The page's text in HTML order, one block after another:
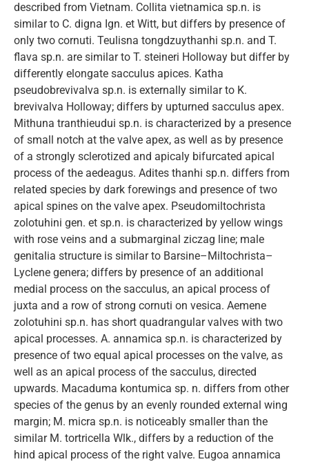
described from Vietnam. Collita vietnamica sp.n. is
similar to C. digna Ign. et Witt, but differs by presence of
only two cornuti. Teulisna tongdzuythanhi sp.n. and T.
flava sp.n. are similar to T. steineri Holloway but differ by
differently elongate sacculus apices. Katha
pseudobrevivalva sp.n. is externally similar to K.
brevivalva Holloway; differs by upturned sacculus apex.
Mithuna tranthieudui sp.n. is characterized by a presence
of small notch at the valve apex, as well as by presence
of a strongly sclerotized and apicaly bifurcated apical
process of the aedeagus. Adites thanhi sp.n. differs from
related species by dark forewings and presence of two
apical spines on the valve apex. Pseudomiltochrista
zolotuhini gen. et sp.n. is characterized by yellow wings
with rose veins and a submarginal ziczag line; male
genitalia structure is similar to Barsine–Miltochrista–
Lyclene genera; differs by presence of an additional
medial process on the sacculus, an apical process of
juxta and a row of strong cornuti on vesica. Aemene
zolotuhini sp.n. has short quadrangular valves with two
apical processes. A. annamica sp.n. is characterized by
presence of two equal apical processes on the valve, as
well as an apical process of the sacculus, directed
upwards. Macaduma kontumica sp. n. differs from other
species of the genus by an evenly rounded external wing
margin; M. micra sp.n. is noticeably smaller than the
similar M. tortricella Wlk., differs by a reduction of the
hind apical process of the right valve. Eugoa annamica